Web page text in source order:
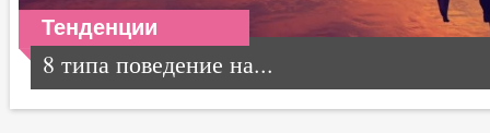
Тенденции
8 типа поведение на...